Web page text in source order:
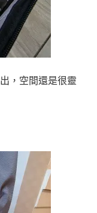
，空間還是很靈